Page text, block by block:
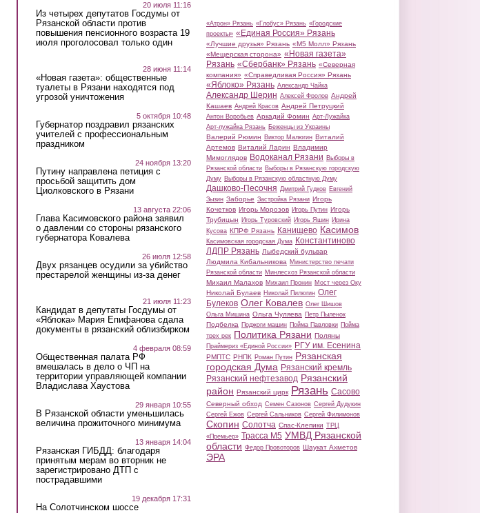
20 июля 11:16
Из четырех депутатов Госдумы от
Рязанской области против
повышения пенсионного возраста 19
июля проголосовал только один
28 июня 11:14
«Новая газета»: общественные
туалеты в Рязани находятся под
угрозой уничтожения
5 октября 10:48
Губернатор поздравил рязанских
учителей с профессиональным
праздником
24 ноября 13:20
Путину направлена петиция с
просьбой защитить дом
Циолковского в Рязани
13 августа 22:06
Глава Касимовского района заявил
о давлении со стороны рязанского
губернатора Ковалева
26 июля 12:58
Двух рязанцев осудили за убийство
престарелой женщины из-за денег
21 июля 11:23
Кандидат в депутаты Госдумы от
«Яблока» Мария Епифанова сдала
документы в рязанский облизбирком
4 февраля 08:59
Общественная палата РФ
вмешалась в дело о ЧП на
территории управляющей компании
Владислава Хаустова
29 января 10:55
В Рязанской области уменьшилась
величина прожиточного минимума
13 января 14:04
Рязанская ГИБДД: благодаря
принятым мерам во вторник не
зарегистрировано ДТП с
пострадавшими
19 декабря 17:31
На Солотчинском шоссе
«Атрон» Рязань «Глобус» Рязань «Городские
проекты» «Единая Россия» Рязань
«Лучшие друзья» Рязань «М5 Молл» Рязань
«Мещерская сторона» «Новая газета»
Рязань «Сбербанк» Рязань «Северная
компания» «Справедливая Россия» Рязань
«Яблоко» Рязань Александр Чайка
Александр Шерин Алексей Фролов Андрей
Кашаев Андрей Красов Андрей Петруцкий
Антон Воробьев Аркадий Фомин Арт-Лужайка
Арт-лужайка Рязань Беженцы из Украины
Валерий Рюмин Виктор Малюгин Виталий
Артемов Виталий Ларин Владимир
Мимоглядов Водоканал Рязани Выборы в
Рязанской области Выборы в Рязанскую городскую
Думу Выборы в Рязанскую областную Думу
Дашково-Песочня Дмитрий Гудков Евгений
Зызин Заборье Застройка Рязани Игорь
Кочетков Игорь Морозов Игорь Путин Игорь
Трубицын Игорь Туровский Игорь Яшин Ирина
Кусова КПРФ Рязань Канищево Касимов
Касимовская городская Дума Константиново
ЛДПР Рязань Лыбедский бульвар
Людмила Кибальникова Министерство печати
Рязанской области Минлесхоз Рязанской области
Михаил Малахов Михаил Пронин Мост через Оку
Николай Булаев Николай Пилюгин Олег
Булеков Олег Ковалев Олег Шишов
Ольга Мишина Ольга Чуляева Петр Пыленок
Подбелка Поджоги машин Пойма Павловки Пойма
трех рек Политика Рязани Поляны
Праймериз «Единой России» РГУ им. Есенина
РМПТС РНПК Роман Путин Рязанская
городская Дума Рязанский кремль
Рязанский нефтезавод Рязанский
район Рязанский цирк Рязань Сасово
Северный обход Семен Сазонов Сергей Дудукин
Сергей Ежов Сергей Сальников Сергей Филимонов
Скопин Солотча Спас-Клепики ТРЦ
«Премьер» Трасса М5 УМВД Рязанской
области Федор Провоторов Шаукат Ахметов
ЭРА